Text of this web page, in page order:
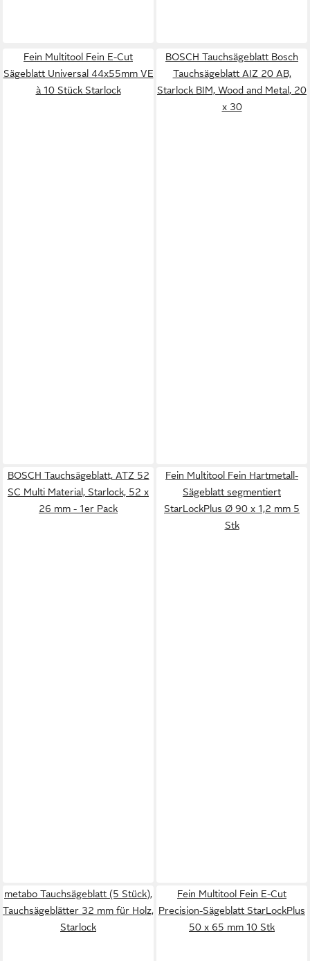
Fein Multitool Fein E-Cut
Sägeblatt Universal 44x55mm VE
à 10 Stück Starlock
BOSCH Tauchsägeblatt Bosch
Tauchsägeblatt AIZ 20 AB,
Starlock BIM, Wood and Metal, 20
x 30
BOSCH Tauchsägeblatt, ATZ 52
SC Multi Material, Starlock, 52 x
26 mm - 1er Pack
Fein Multitool Fein Hartmetall-
Sägeblatt segmentiert
StarLockPlus Ø 90 x 1,2 mm 5
Stk
metabo Tauchsägeblatt (5 Stück),
Tauchsägeblätter 32 mm für Holz,
Starlock
Fein Multitool Fein E-Cut
Precision-Sägeblatt StarLockPlus
50 x 65 mm 10 Stk